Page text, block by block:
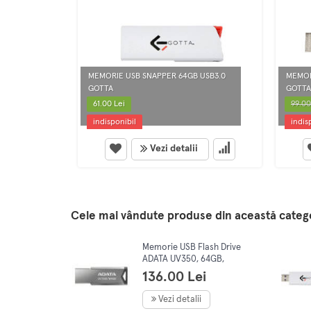
MEMORIE USB SNAPPER 64GB USB3.0
GOTTA
61.00 Lei
indisponibil
Vezi detalii
GOTTA
Cele mai vândute produse din această
Memorie USB Flash Drive
ADATA UV350, 64GB,
USB 3.2
136.00 Lei
Vezi detalii